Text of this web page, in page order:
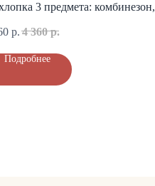
3 предмета: комбинезон,
р. 4 360 р.
Подробнее